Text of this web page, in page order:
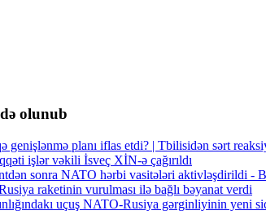
olunub
genişlənmə planı iflas etdi? | Tbilisidən sərt
işlər vəkili İsveç XİN-ə çağırıldı
sonra NATO hərbi vasitələri aktivləşdirildi
raketinin vurulması ilə bağlı bəyanat verdi
uçuş NATO-Rusiya gərginliyinin yeni